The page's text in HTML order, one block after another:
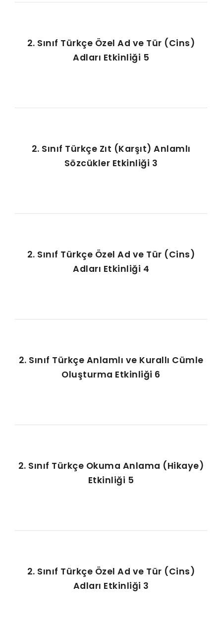
2. Sınıf Türkçe Özel Ad ve Tür (Cins)
Adları Etkinliği 5
2. Sınıf Türkçe Zıt (Karşıt) Anlamlı
Sözcükler Etkinliği 3
2. Sınıf Türkçe Özel Ad ve Tür (Cins)
Adları Etkinliği 4
2. Sınıf Türkçe Anlamlı ve Kurallı Cümle
Oluşturma Etkinliği 6
2. Sınıf Türkçe Okuma Anlama (Hikaye)
Etkinliği 5
2. Sınıf Türkçe Özel Ad ve Tür (Cins)
Adları Etkinliği 3